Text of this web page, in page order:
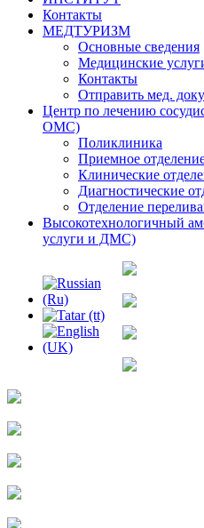
Контакты
МЕДТУРИЗМ
Основные сведения
Медицинские
Контакты
Отправить мед.
Центр по лечению
ОМС)
Поликлиника
Приемное
Клинические
Диагностические
Отделение
Высокотехнологичный
услуги и ДМС)